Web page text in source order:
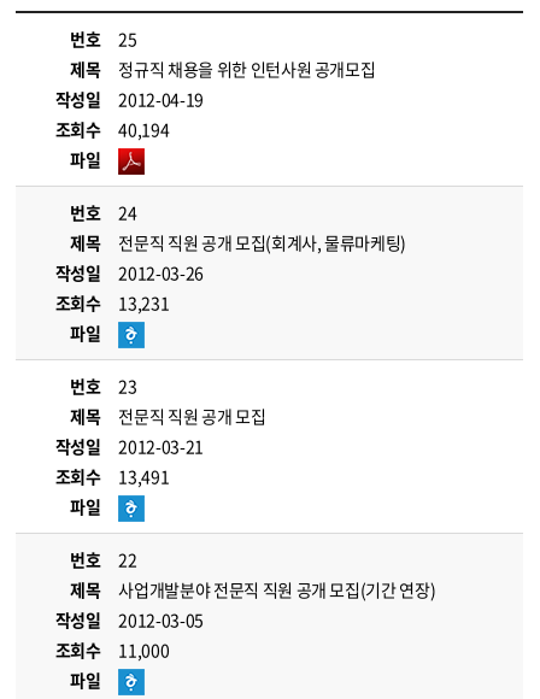
번호
25
제목
정규직 채용을 위한 인턴사원 공개모집
작성일
2012-04-19
조회수
40,194
파일
번호
24
제목
전문직 직원 공개 모집(회계사, 물류마케팅)
작성일
2012-03-26
조회수
13,231
파일
번호
23
제목
전문직 직원 공개 모집
작성일
2012-03-21
조회수
13,491
파일
번호
22
제목
사업개발분야 전문직 직원 공개 모집(기간 연장)
작성일
2012-03-05
조회수
11,000
파일